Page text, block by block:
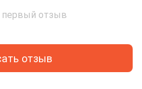
первый отзыв
отзыв